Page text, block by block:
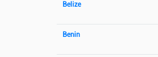
Belize
Benin